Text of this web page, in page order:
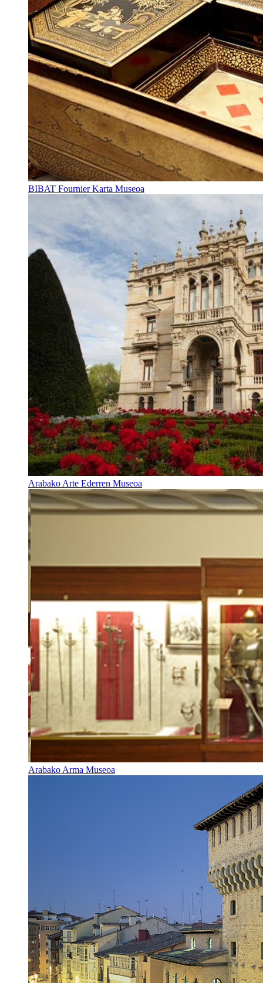
BIBAT Fournier Karta Museoa
Arabako Arte Ederren Museoa
Arabako Arma Museoa